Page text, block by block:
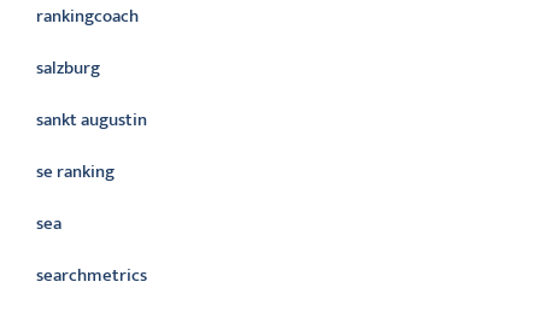
rankingcoach
salzburg
sankt augustin
se ranking
sea
searchmetrics